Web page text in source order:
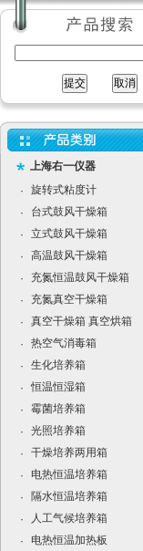
上海右一仪器
·
旋转式粘度计
·
台式鼓风干燥箱
·
立式鼓风干燥箱
·
高温鼓风干燥箱
·
充氮恒温鼓风干燥箱
·
充氮真空干燥箱
·
真空干燥箱 真空烘箱
·
热空气消毒箱
·
生化培养箱
·
恒温恒湿箱
·
霉菌培养箱
·
光照培养箱
·
干燥培养两用箱
·
电热恒温培养箱
·
隔水恒温培养箱
·
人工气候培养箱
·
电热恒温加热板